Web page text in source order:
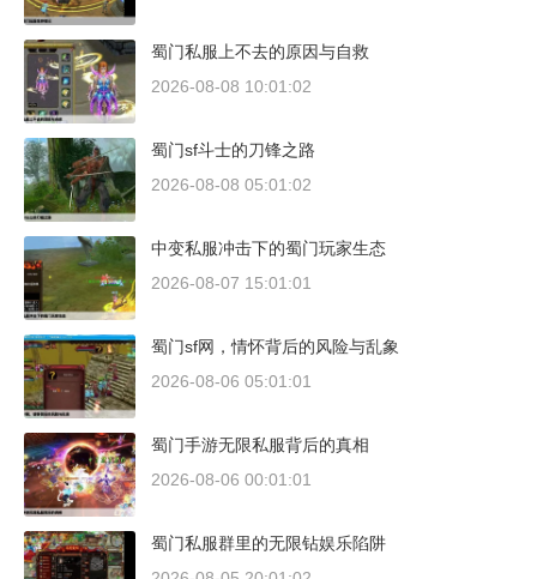
蜀门私服上不去的原因与自救
2026-08-08 10:01:02
蜀门sf斗士的刀锋之路
2026-08-08 05:01:02
中变私服冲击下的蜀门玩家生态
2026-08-07 15:01:01
蜀门sf网，情怀背后的风险与乱象
2026-08-06 05:01:01
蜀门手游无限私服背后的真相
2026-08-06 00:01:01
蜀门私服群里的无限钻娱乐陷阱